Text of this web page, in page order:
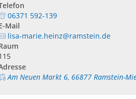
06371 592-139
Mail
lisa-marie.heinz@ramstein.de
Am Neuen Markt 6, 66877 Ramstein-